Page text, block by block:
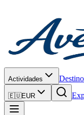
Actividades
🇪🇺EUR